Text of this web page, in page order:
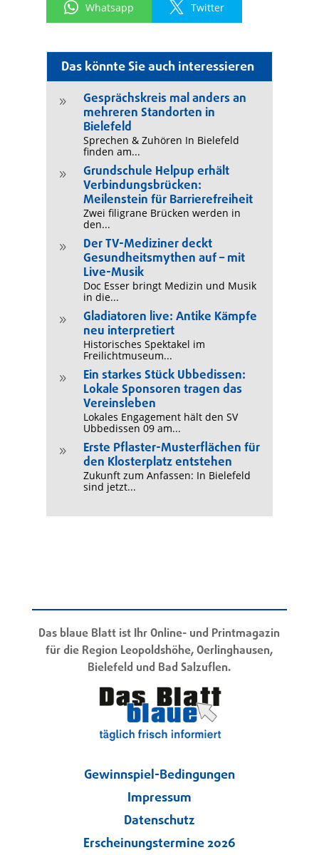
Das könnte Sie auch interessieren
9
Gesprächskreis mal anders an
mehreren Standorten in
Bielefeld
Sprechen & Zuhören In Bielefeld
finden am...
9
Grundschule Helpup erhält
Verbindungsbrücken:
Meilenstein für Barrierefreiheit
Zwei filigrane Brücken werden in
den...
9
Der TV-Mediziner deckt
Gesundheitsmythen auf – mit
Live-Musik
Doc Esser bringt Medizin und Musik
in die...
9
Gladiatoren live: Antike Kämpfe
neu interpretiert
Historisches Spektakel im
Freilichtmuseum...
9
Ein starkes Stück Ubbedissen:
Lokale Sponsoren tragen das
Vereinsleben
Lokales Engagement hält den SV
Ubbedissen 09 am...
9
Erste Pflaster-Musterflächen für
den Klosterplatz entstehen
Zukunft zum Anfassen: In Bielefeld
sind jetzt...
Whatsapp Twitter
Das blaue Blatt ist Ihr Online- und Printmagazin
für die Region Leopoldshöhe, Oerlinghausen,
Bielefeld und Bad Salzuflen.
Gewinnspiel-Bedingungen
Impressum
Datenschutz
Erscheinungstermine 2026